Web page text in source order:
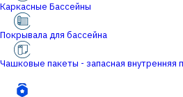
Каркасные Бассейны
Покрывала для бассейна
Чашковые пакеты - запасная внутренняя